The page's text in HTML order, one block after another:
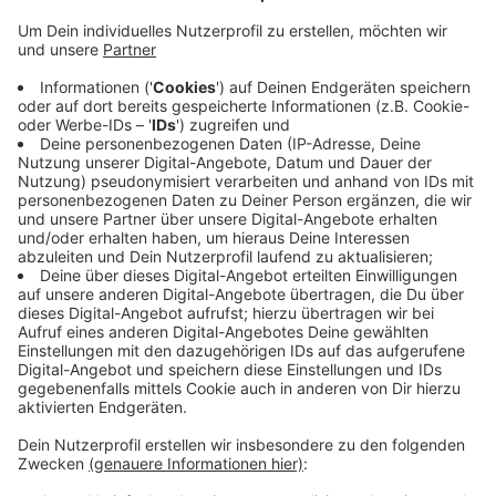
Oft haben Handwerksbetriebe im Kreis Coesfeld aber
neugierig zu machen und zu zeigen, wie vielfältig das
Handwerk ist, sollen Betriebe jetzt kurze Handyvideos
drehen. Heute startet die heimische
Handwerkskammer den Aufruf. Gefragt sind
Momentaufnahmen aus dem Handwerksalltag zu jeder
Tages- und Nachtzeit. Betriebe laden die VideosHIER
über eine Internetplattform hoch. Die Videos sind
Mitte September (19.9.) für alle zu sehen. Dann findet
der Tag des Handwerks wegen der Corona-Krise
erstmals komplett digital statt.
Anzeige